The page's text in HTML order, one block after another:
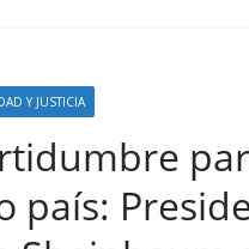
Y JUSTICIA
país: